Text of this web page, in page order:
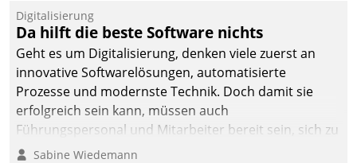
Digitalisierung
Da hilft die beste Software nichts
Geht es um Digitalisierung, denken viele zuerst an
innovative Softwarelösungen, automatisierte
Prozesse und modernste Technik. Doch damit sie
erfolgreich sein kann, müssen auch
Führungspersonal und Mitarbeiter bereit sein, sich zu
verändern und anzupassen, sonst werden sie an ihr
Sabine Wiedemann